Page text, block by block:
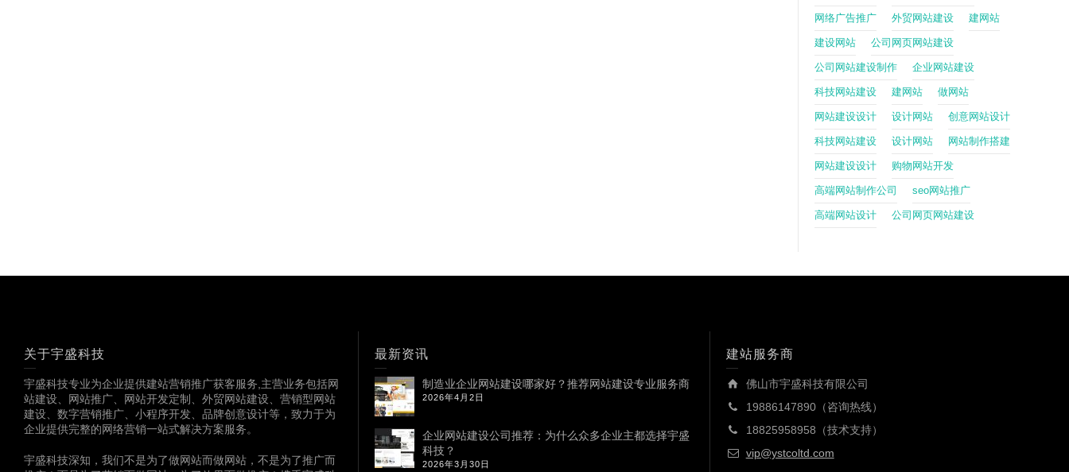
网络广告推广 外贸网站建设 建网站
建设网站 公司网页网站建设
公司网站建设制作 企业网站建设
科技网站建设 建网站 做网站
网站建设设计 设计网站 创意网站设计
科技网站建设 设计网站 网站制作搭建
网站建设设计 购物网站开发
高端网站制作公司 seo网站推广
高端网站设计 公司网页网站建设
关于宇盛科技
宇盛科技专业为企业提供建站营销推广获客服务,主营业务包括网
站建设、网站推广、网站开发定制、外贸网站建设、营销型网站
建设、数字营销推广、小程序开发、品牌创意设计等，致力于为
企业提供完整的网络营销一站式解决方案服务。
宇盛科技深知，我们不是为了做网站而做网站，不是为了推广而
最新资讯
制造业企业网站建设哪家好？推荐网站建设专业服务商
2026年4月2日
企业网站建设公司推荐：为什么众多企业主都选择宇盛
科技？
2026年3月30日
建站服务商
佛山市宇盛科技有限公司
19886147890（咨询热线）
18825958958（技术支持）
vip@ystcoltd.com